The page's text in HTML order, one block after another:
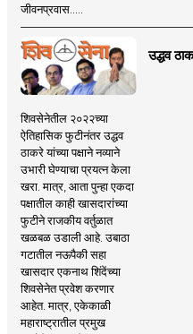
जीवनप्रवास.....
उद्धव
शिवसेनेतील २०२२च्या
ऐतिहासिक फुटीनंतर उद्धव
ठाकरे यांच्या पक्षाने नव्याने
उभारी घेण्याचा प्रयत्न केला
खरा. मात्र, आता पुन्हा एकदा
पक्षातील काही खासदारांच्या
फुटीने राजकीय वर्तुळात
खळबळ उडाली आहे. उबाठा
गटातील नऊपैकी सहा
खासदार एकनाथ शिंदेंच्या
शिवसेनेत प्रवेश करणार
आहेत. मात्र, एकेकाळी
महाराष्ट्रातील प्रमुख